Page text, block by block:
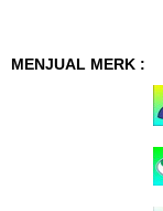
MENJUAL MERK :